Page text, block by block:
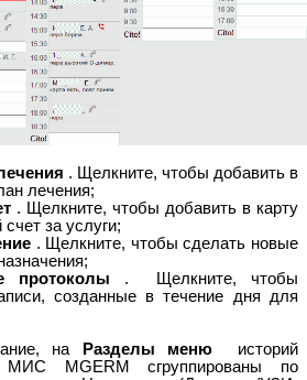
. Щелкните, чтобы добавить в
лечения;
. Щелкните, чтобы добавить в карту
за услуги;
. Щелкните, чтобы сделать новые
протоколы
. Щелкните, чтобы
созданные в течение дня для
на
Разделы меню
историй
MGERM сгруппированы по